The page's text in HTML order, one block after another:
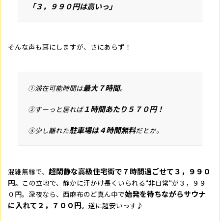
「３，９９０円は高いっ」
そんな声も耳にしますが、さにあらず！
①滞在可能時間は最大７時間。
②ずーっと居れば１時間あたり５７０円！
③少し離れた駐車場は４時間無料だとか。
混雑無縁で、 超閑静な高級住宅街で７時間過ごせて３，９９０
円。この立地で、静かに汗かけ長くいられる“非日常“が３，９９
０円。深夜なら、西麻布のど真ん中で始発を待ちながらサウナ
に入れて２，７００円。逆に超安いっす♪